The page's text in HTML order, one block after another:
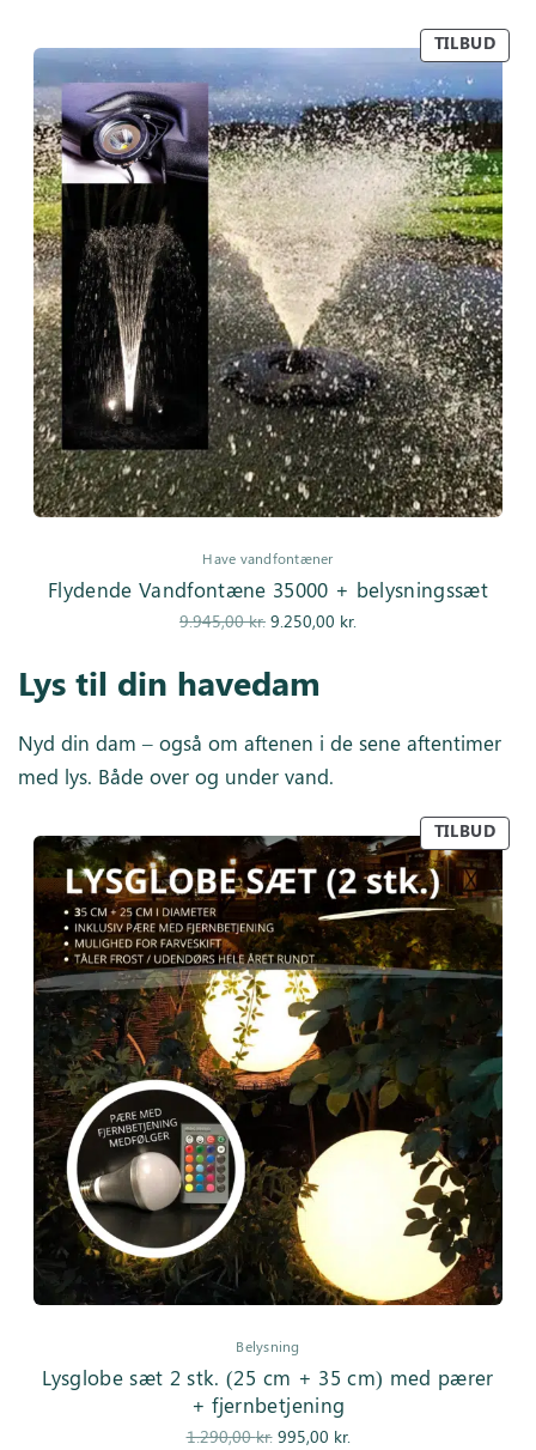
TILBUD
Have vandfontæner
Flydende Vandfontæne 35000 + belysningssæt
9.945,00kr.
Den
pris var:
9.945,00 kr..
9.250,00 kr.
Lys til din havedam
Nyd din dam – også om aftenen i de sene aftentimer
med lys. Både over og under vand.
TILBUD
Belysning
Lysglobe sæt 2 stk. (25 cm + 35 cm) med pærer
+ fjernbetjening
1.290,00kr.
Den
995,00 kr.